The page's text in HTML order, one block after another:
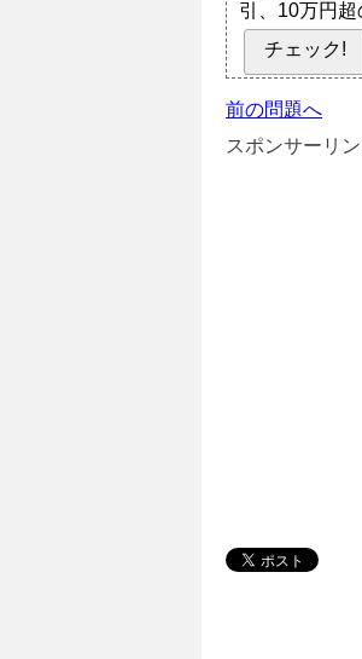
引、10万円超
チェック!
前の問題へ
スポンサーリン